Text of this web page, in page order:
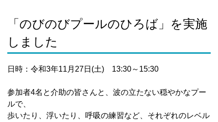
「のびのびプールのひろば」を実施
しました
日時：令和3年11月27日(土) 13:30～15:30
参加者4名と介助の皆さんと、波の立たない穏やかなプー
ルで、
歩いたり、浮いたり、呼吸の練習など、それぞれのレベル